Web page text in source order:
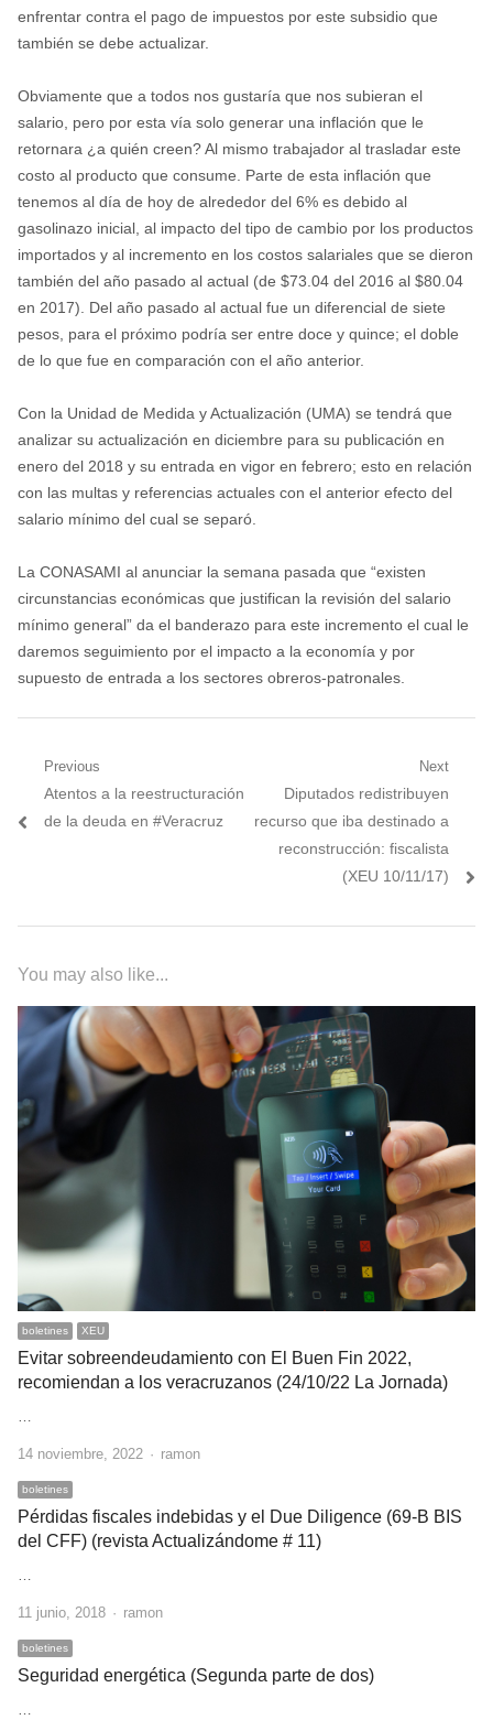
enfrentar contra el pago de impuestos por este subsidio que
también se debe actualizar.
Obviamente que a todos nos gustaría que nos subieran el
salario, pero por esta vía solo generar una inflación que le
retornara ¿a quién creen? Al mismo trabajador al trasladar este
costo al producto que consume. Parte de esta inflación que
tenemos al día de hoy de alrededor del 6% es debido al
gasolinazo inicial, al impacto del tipo de cambio por los productos
importados y al incremento en los costos salariales que se dieron
también del año pasado al actual (de $73.04 del 2016 al $80.04
en 2017). Del año pasado al actual fue un diferencial de siete
pesos, para el próximo podría ser entre doce y quince; el doble
de lo que fue en comparación con el año anterior.
Con la Unidad de Medida y Actualización (UMA) se tendrá que
analizar su actualización en diciembre para su publicación en
enero del 2018 y su entrada en vigor en febrero; esto en relación
con las multas y referencias actuales con el anterior efecto del
salario mínimo del cual se separó.
La CONASAMI al anunciar la semana pasada que “existen
circunstancias económicas que justifican la revisión del salario
mínimo general” da el banderazo para este incremento el cual le
daremos seguimiento por el impacto a la economía y por
supuesto de entrada a los sectores obreros-patronales.
Navegación
de
Previous
Previous
post:
Atentos a la reestructuración
de la deuda en #Veracruz
Next
Next
post:
Diputados redistribuyen
recurso que iba destinado a
reconstrucción: fiscalista
(XEU 10/11/17)
You may also like...
boletines XEU
Evitar sobreendeudamiento con El Buen Fin 2022,
recomiendan a los veracruzanos (24/10/22 La Jornada)
…
14 noviembre, 2022 Author
ramon
boletines
Pérdidas fiscales indebidas y el Due Diligence (69-B BIS
del CFF) (revista Actualizándome # 11)
…
11 junio, 2018 Author
ramon
boletines
Seguridad energética (Segunda parte de dos)
…